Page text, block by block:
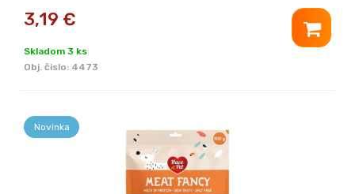
3,19 €
Skladom 3 ks
Obj. čislo: 4473
Novinka